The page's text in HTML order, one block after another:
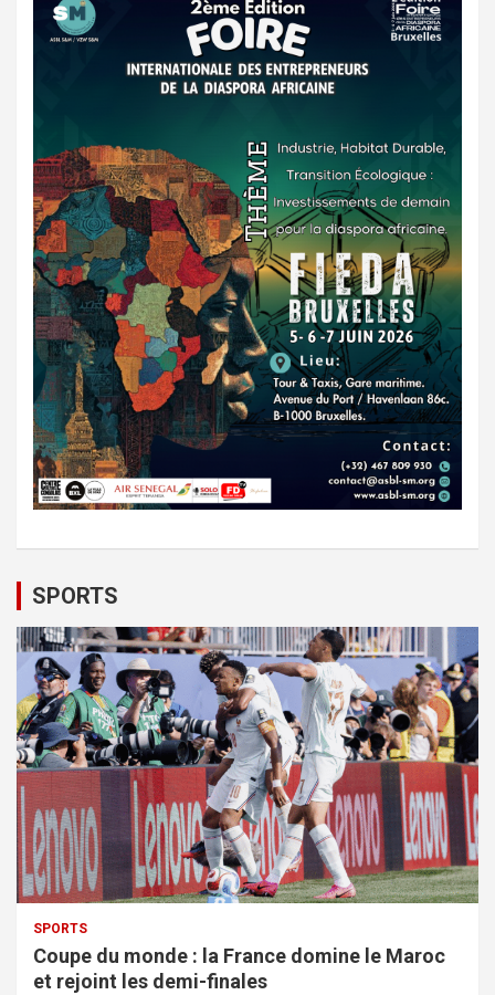
SPORTS
SPORTS
Coupe du monde : la France domine le Maroc
et rejoint les demi-finales